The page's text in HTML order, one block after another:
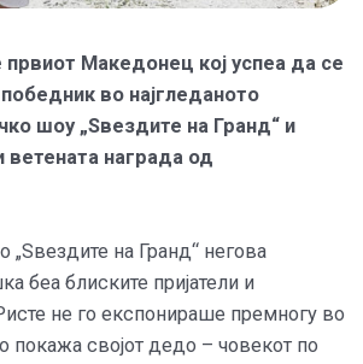
првиот Македонец кој успеа да се
во најгледаното
шоу „Ѕвездите на Гранд“ и
ветената награда од
„Ѕвездите на Гранд“ негова
беа блиските пријатели и
не го експонираше премногу во
покажа својот дедо – човекот по